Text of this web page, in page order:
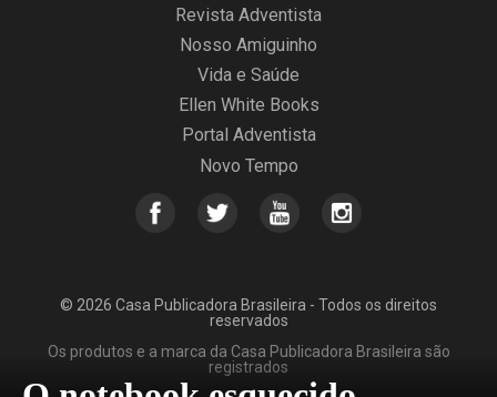
Revista Adventista
Nosso Amiguinho
Vida e Saúde
Ellen White Books
Portal Adventista
Novo Tempo
© 2026 Casa Publicadora Brasileira - Todos os direitos
reservados
Os produtos e a marca da Casa Publicadora Brasileira são
registrados